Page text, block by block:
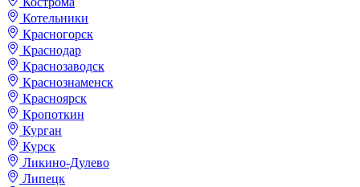
Котельники
Красногорск
Краснодар
Краснозаводск
Краснознаменск
Красноярск
Кропоткин
Курган
Курск
Ликино-Дулево
Липецк